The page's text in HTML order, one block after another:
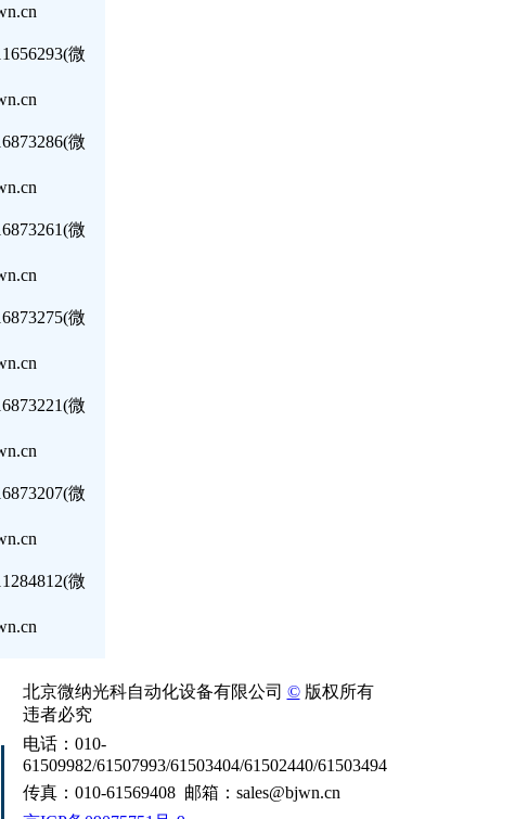
微
微
微
微
微
微
微
北京微纳光科自动化设备有限公司 ©版权所有
违者必究
电话：010-
61509982/61507993/61503404/61502440/61503494
传真：010-61569408 邮箱：sales@bjwn.cn